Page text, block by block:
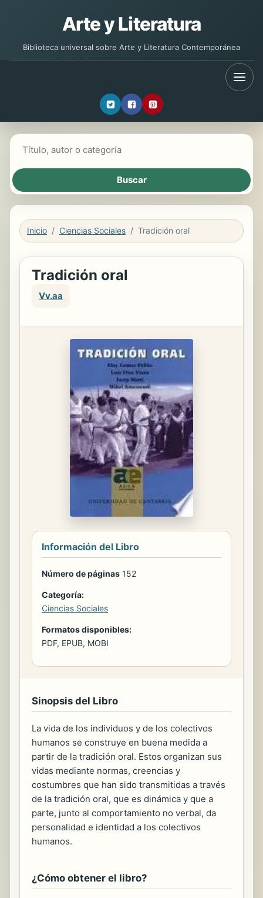
Arte y Literatura
Biblioteca universal sobre Arte y Literatura Contemporánea
Inicio Ciencias Sociales Tradición oral
Tradición oral
Vv.aa
Información del Libro
Número de páginas 152
Categoría:
Ciencias Sociales
Formatos disponibles:
PDF, EPUB, MOBI
Sinopsis del Libro
La vida de los individuos y de los colectivos
humanos se construye en buena medida a
partir de la tradición oral. Estos organizan sus
vidas mediante normas, creencias y
costumbres que han sido transmitidas a través
de la tradición oral, que es dinámica y que a
parte, junto al comportamiento no verbal, da
personalidad e identidad a los colectivos
humanos.
¿Cómo obtener el libro?